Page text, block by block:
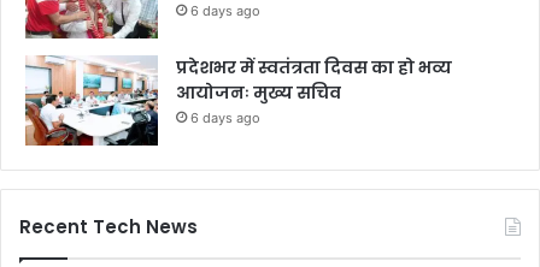
6 days ago
प्रदेशभर में स्वतंत्रता दिवस का हो भव्य
आयोजनः मुख्य सचिव
6 days ago
Recent Tech News